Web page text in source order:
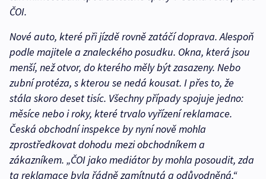
ČOI.
Nové auto, které při jízdě rovně zatáčí doprava. Alespoň
podle majitele a znaleckého posudku. Okna, která jsou
menší, než otvor, do kterého měly být zasazeny. Nebo
zubní protéza, s kterou se nedá kousat. I přes to, že
stála skoro deset tisíc. Všechny případy spojuje jedno:
měsíce nebo i roky, které trvalo vyřízení reklamace.
Česká obchodní inspekce by nyní nově mohla
zprostředkovat dohodu mezi obchodníkem a
zákazníkem. „ČOI jako mediátor by mohla posoudit, zda
ta reklamace byla řádně zamítnutá a odůvodněná,“